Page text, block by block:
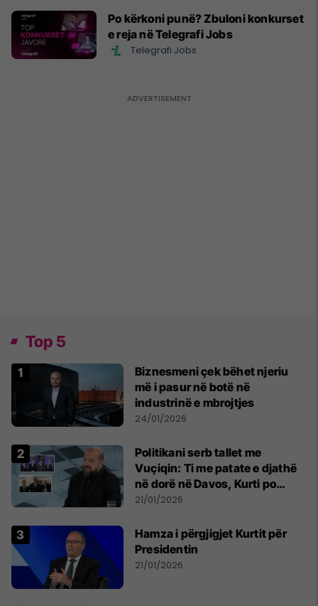
Po kërkoni punë? Zbuloni konkurset
e reja në Telegrafi Jobs
Telegrafi Jobs
Top 5
Biznesmeni çek bëhet njeriu
më i pasur në botë në
industrinë e mbrojtjes
24/01/2026
Politikani serb tallet me
Vuçiqin: Ti me patate e djathë
në dorë në Davos, Kurti po
mban fjalime në Shtëpinë e
21/01/2026
Hamza i përgjigjet Kurtit për
Presidentin
21/01/2026